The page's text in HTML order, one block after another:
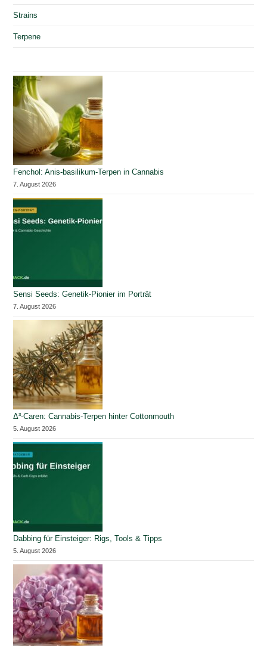
Strains
Terpene
Fenchol: Anis-basilikum-Terpen in Cannabis
7. August 2026
Sensi Seeds: Genetik-Pionier im Porträt
7. August 2026
Δ³-Caren: Cannabis-Terpen hinter Cottonmouth
5. August 2026
Dabbing für Einsteiger: Rigs, Tools & Tipps
5. August 2026